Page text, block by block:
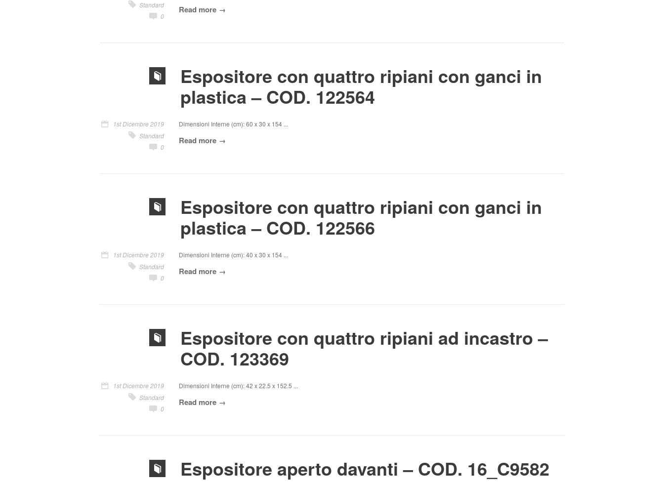
Standard
0
Read more
Espositore con quattro ripiani con ganci in
plastica – COD. 122564
1st Dicembre 2019
Standard
0
Dimensioni Interne (cm): 60 x 30 x 154 ...
Read more
Espositore con quattro ripiani con ganci in
plastica – COD. 122566
1st Dicembre 2019
Standard
0
Dimensioni Interne (cm): 40 x 30 x 154 ...
Read more
Espositore con quattro ripiani ad incastro –
COD. 123369
1st Dicembre 2019
Standard
0
Dimensioni Interne (cm): 42 x 22.5 x 152.5 ...
Read more
Espositore aperto davanti – COD. 16_C9582